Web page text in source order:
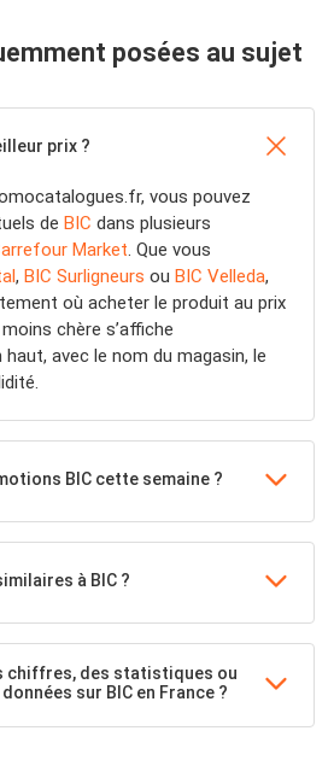
posées au sujet
prix ?
vous pouvez
de BIC dans plusieurs
Market . Que vous
, BIC Surligneurs ou BIC Velleda,
où acheter le produit au prix
chère s’affiche
avec le nom du magasin, le
BIC cette semaine ?
à BIC ?
chiffres, des statistiques ou
sur BIC en France ?